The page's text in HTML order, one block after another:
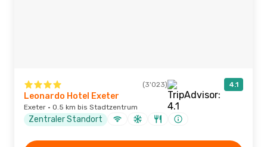
(3'023) 4.1
Leonardo Hotel Exeter
Exeter · 0.5 km bis Stadtzentrum
Zentraler Standort